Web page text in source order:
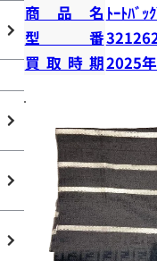
商品名 ﾄｰﾄﾊﾞｯ
型番
買取時期2025